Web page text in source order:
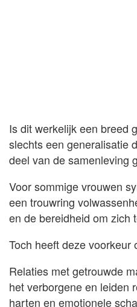
Is dit werkelijk een breed
slechts een generalisatie
deel van de samenleving
Voor sommige vrouwen
een trouwring
en de bereidheid om zich
Toch heeft deze voorkeur
Relaties met getrouwde
het verborgene en leiden
harten en emotionele